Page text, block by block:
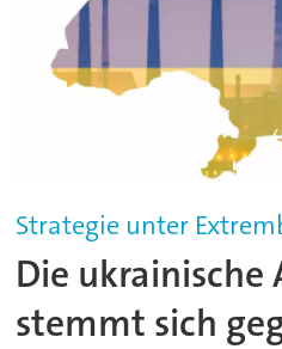
Strategie unter
Die ukrainische
stemmt sich